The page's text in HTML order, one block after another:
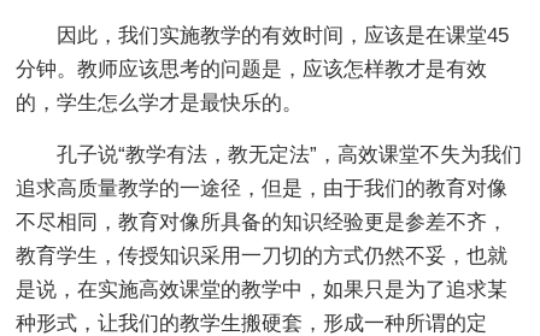
因此，我们实施教学的有效时间，应该是在课堂45
分钟。教师应该思考的问题是，应该怎样教才是有效
的，学生怎么学才是最快乐的。
孔子说“教学有法，教无定法”，高效课堂不失为我们
追求高质量教学的一途径，但是，由于我们的教育对像
不尽相同，教育对像所具备的知识经验更是参差不齐，
教育学生，传授知识采用一刀切的方式仍然不妥，也就
是说，在实施高效课堂的教学中，如果只是为了追求某
种形式，让我们的教学生搬硬套，形成一种所谓的定